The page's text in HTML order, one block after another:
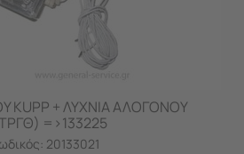
KUPP + ΛΥΧΝΙΑ ΑΛΟΓΟΝOY
=>133225
20133021